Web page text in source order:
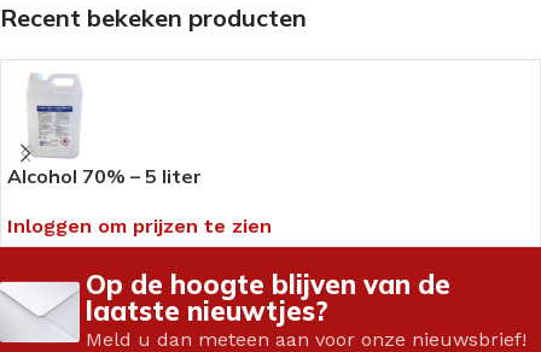
Recent bekeken producten
Alcohol 70% – 5 liter
Inloggen om prijzen te zien
Op de hoogte blijven van de
laatste nieuwtjes?
Meld u dan meteen aan voor onze nieuwsbrief!